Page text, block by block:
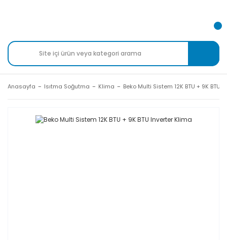
Anasayfa Isıtma Soğutma Klima Beko Multi Sistem 12K BTU + 9K BTU